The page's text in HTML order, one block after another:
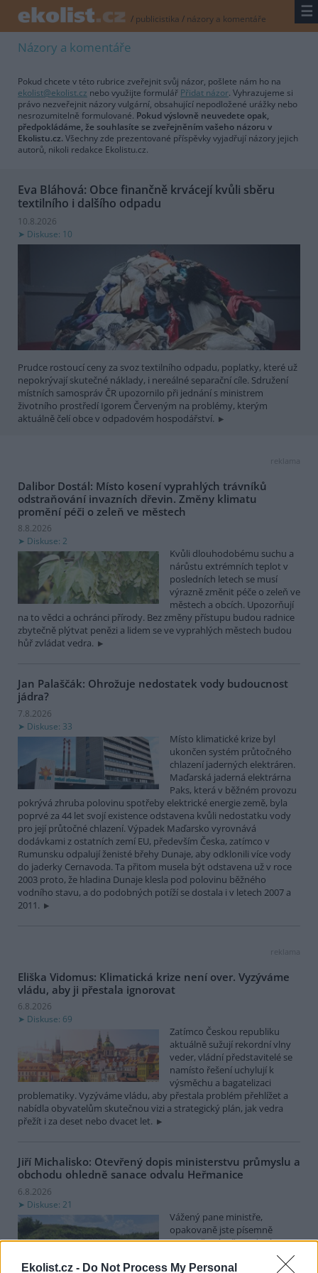
Ekolist.cz - Do Not Process My Personal
/ publicistika / názory a komentáře ☰
Názory a komentáře
Pokud chcete v této rubrice zveřejnit svůj názor, pošlete nám ho na
ekolist@ekolist.cz nebo využijte formulář Přidat názor. Vyhrazujeme si
právo nezveřejnit názory vulgární, obsahující nepodložené urážky nebo
nesrozumitelně formulované. Pokud výslovně neuvedete opak,
předpokládáme, že souhlasíte se zveřejněním vašeho názoru v
Ekolistu.cz. Všechny zde prezentované příspěvky vyjadřují názory jejich
autorů, nikoli redakce Ekolistu.cz.
Eva Bláhová: Obce finančně krvácejí kvůli sběru
textilního i dalšího odpadu
10.8.2026
Diskuse: 10
Prudce rostoucí ceny za svoz textilního odpadu, poplatky, které už
nepokrývají skutečné náklady, i nereálné separační cíle. Sdružení
místních samospráv ČR upozornilo při jednání s ministrem
životního prostředí Igorem Červeným na problémy, kterým
aktuálně čelí obce v odpadovém hospodářství.
reklama
Dalibor Dostál: Místo kosení vyprahlých trávníků
odstraňování invazních dřevin. Změny klimatu
promění péči o zeleň ve městech
8.8.2026
Diskuse: 2
Kvůli dlouhodobému suchu a
nárůstu extrémních teplot v
posledních letech se musí
výrazně změnit péče o zeleň ve
městech a obcích. Upozorňují
na to vědci a ochránci přírody. Bez změny přístupu budou radnice
zbytečně plýtvat penězi a lidem se ve vyprahlých městech budou
hůř zvládat vedra.
Jan Palaščák: Ohrožuje nedostatek vody budoucnost
jádra?
7.8.2026
Diskuse: 33
Místo klimatické krize byl
ukončen systém průtočného
chlazení jaderných elektráren.
Maďarská jaderná elektrárna
Paks, která v běžném provozu
pokrývá zhruba polovinu spotřeby elektrické energie země, byla
poprvé za 44 let svojí existence odstavena kvůli nedostatku vody
pro její průtočné chlazení. Výpadek Maďarsko vyrovnává
dodávkami z ostatních zemí EU, především Česka, zatímco v
Rumunsku odpalují ženisté břehy Dunaje, aby odklonili více vody
do jaderky Cernavoda. Ta přitom musela být odstavena už v roce
2003 proto, že hladina Dunaje klesla pod polovinu běžného
vodního stavu, a do podobných potíží se dostala i v letech 2007 a
2011.
reklama
Eliška Vidomus: Klimatická krize není over. Vyzýváme
vládu, aby ji přestala ignorovat
6.8.2026
Diskuse: 69
Zatímco Českou republiku
aktuálně sužují rekordní vlny
veder, vládní představitelé se
namísto řešení uchylují k
výsměchu a bagatelizaci
problematiky. Vyzýváme vládu, aby přestala problém přehlížet a
nabídla obyvatelům skutečnou vizi a strategický plán, jak vedra
přežít i za deset nebo dvacet let.
Jiří Michalisko: Otevřený dopis ministerstvu průmyslu a
obchodu ohledně sanace odvalu Heřmanice
6.8.2026
Diskuse: 21
Vážený pane ministře,
opakovaně jste písemně
upozorňován, že vedení
státního podniku DIAMO (dále
jen DIAMO), při sanaci odvalu